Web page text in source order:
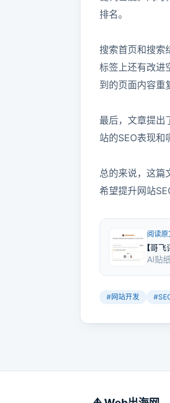
排名。
搜索首页和搜索
标签上还有改进
到的页面内容重
最后，文章提出
站的SEO表现和
总的来说，这篇
希望提升网站
阅读原
【哥
AI贴
#网站开发 #